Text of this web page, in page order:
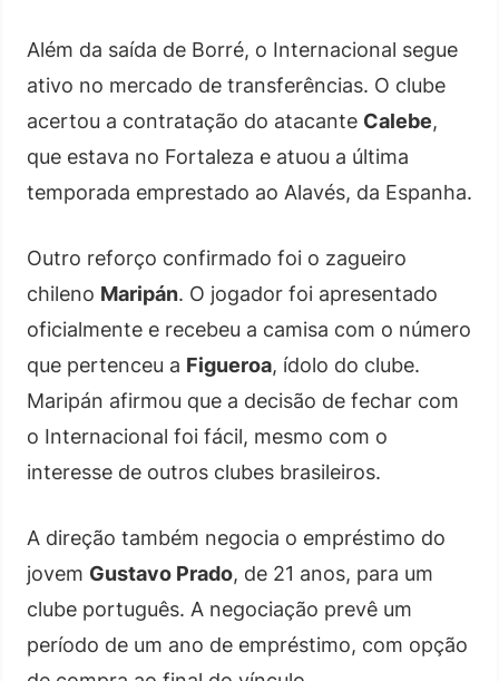
Além da saída de Borré, o Internacional segue
ativo no mercado de transferências. O clube
acertou a contratação do atacante Calebe,
que estava no Fortaleza e atuou a última
temporada emprestado ao Alavés, da Espanha.
Outro reforço confirmado foi o zagueiro
chileno Maripán. O jogador foi apresentado
oficialmente e recebeu a camisa com o número
que pertenceu a Figueroa, ídolo do clube.
Maripán afirmou que a decisão de fechar com
o Internacional foi fácil, mesmo com o
interesse de outros clubes brasileiros.
A direção também negocia o empréstimo do
jovem Gustavo Prado, de 21 anos, para um
clube português. A negociação prevê um
período de um ano de empréstimo, com opção